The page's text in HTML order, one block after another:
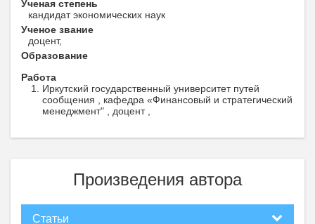
Ученая степень
кандидат экономических наук
Ученое звание
доцент,
Образование
Работа
Иркутский государственный университет путей
сообщения , кафедра «Финансовый и стратегический
менеджмент" , доцент ,
Произведения автора
Статьи